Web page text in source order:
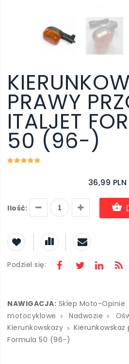
PRAWY
ITALJET
50 (96-)
36,99 PLN
Ilość:
Podziel się:
NAWIGACJA: Sklep Moto-Opinie
motocyklowe
Nadwozie
Kierunkowskazy
Formula 50 (96-)